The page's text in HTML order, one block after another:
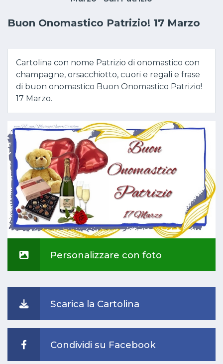
Buon Onomastico Patrizio! 17 Marzo
Cartolina con nome Patrizio di onomastico con
champagne, orsacchiotto, cuori e regali e frase
di buon onomastico Buon Onomastico Patrizio!
17 Marzo.
Personalizzare con foto
Scarica la Cartolina
Condividi su Facebook